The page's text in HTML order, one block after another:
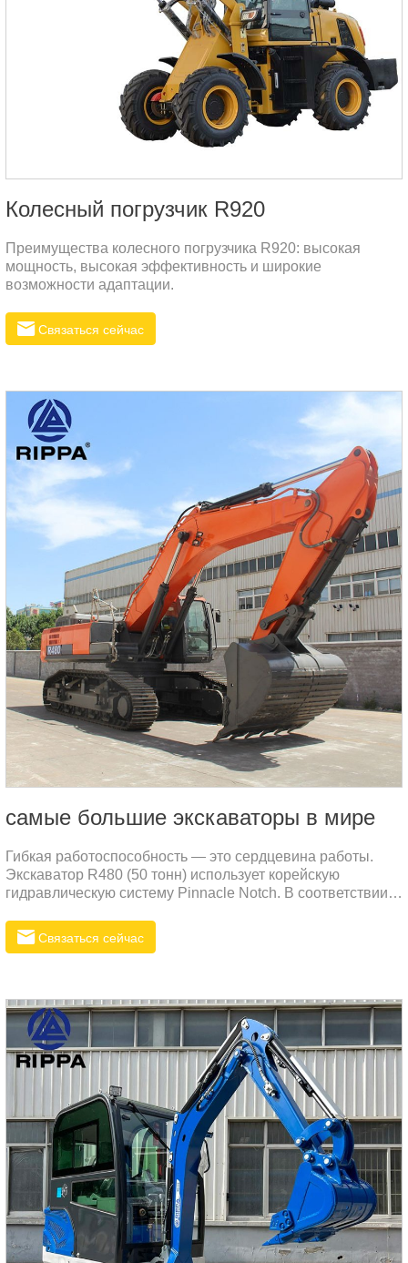
Колесный погрузчик R920
Преимущества колесного погрузчика R920: высокая
мощность, высокая эффективность и широкие
возможности адаптации.
Связаться сейчас
самые большие экскаваторы в мире
Гибкая работоспособность — это сердцевина работы.
Экскаватор R480 (50 тонн) использует корейскую
гидравлическую систему Pinnacle Notch. В соответствии с
распределять масло, чтобы электрическая
энергетическая рука, сушилка и ковш могли работать
Связаться сейчас